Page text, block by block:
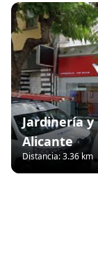
Jardinería y
Alicante
Distancia: 3.36 km